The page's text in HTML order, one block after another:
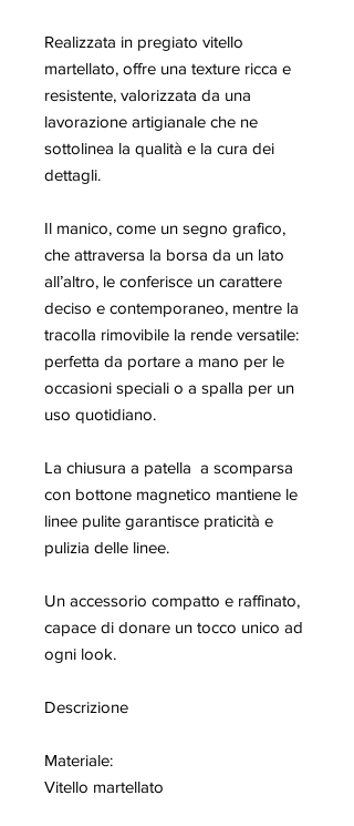
Realizzata in pregiato vitello
martellato, offre una texture ricca e
resistente, valorizzata da una
lavorazione artigianale che ne
sottolinea la qualità e la cura dei
dettagli.
Il manico, come un segno grafico,
che attraversa la borsa da un lato
all’altro, le conferisce un carattere
deciso e contemporaneo, mentre la
tracolla rimovibile la rende versatile:
perfetta da portare a mano per le
occasioni speciali o a spalla per un
uso quotidiano.
La chiusura a patella a scomparsa
con bottone magnetico mantiene le
linee pulite garantisce praticità e
pulizia delle linee.
Un accessorio compatto e raffinato,
capace di donare un tocco unico ad
ogni look.
Descrizione
Materiale:
Vitello martellato